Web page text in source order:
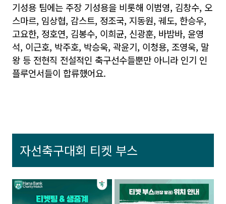
기성용 팀에는 주장 기성용을 비롯해 이범영, 김창수, 오
스마르, 임상협, 감스트, 정조국, 지동원, 궤도, 한승우,
고요한, 정호연, 김봉수, 이희균, 신광훈, 바밤바, 윤영
석, 이근호, 박주호, 박승욱, 곽윤기, 이청용, 조영욱, 말
왕 등 전현직 전설적인 축구선수들뿐만 아니라 인기 인
플루언서들이 합류했어요.
자선축구대회 티켓 부스